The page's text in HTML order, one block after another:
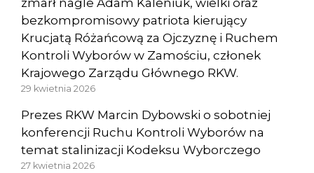
bezkompromisowy patriota kierujący
Krucjatą Różańcową za Ojczyznę i Ruchem
Kontroli Wyborów w Zamościu, członek
Krajowego Zarządu Głównego RKW.
29 kwietnia 2026
Prezes RKW Marcin Dybowski o sobotniej
konferencji Ruchu Kontroli Wyborów na
temat stalinizacji Kodeksu Wyborczego
27 kwietnia 2026